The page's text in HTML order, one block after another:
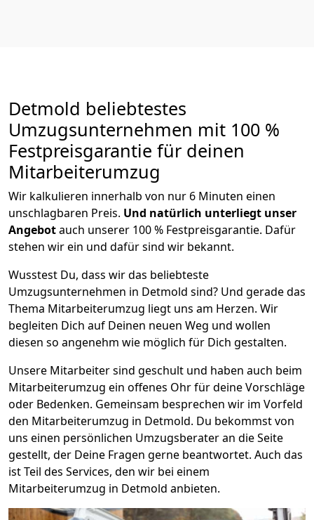
Detmold beliebtestes
Umzugsunternehmen mit 100 %
Festpreisgarantie für deinen
Mitarbeiterumzug
Wir kalkulieren innerhalb von nur 6 Minuten einen
unschlagbaren Preis. Und natürlich unterliegt unser
Angebotauch unserer 100 % Festpreisgarantie. Dafür
stehen wir ein und dafür sind wir bekannt.
Wusstest Du, dass wir das beliebteste
Umzugsunternehmen in Detmold sind? Und gerade das
Thema Mitarbeiterumzug liegt uns am Herzen. Wir
begleiten Dich auf Deinen neuen Weg und wollen
diesen so angenehm wie möglich für Dich gestalten.
Unsere Mitarbeiter sind geschult und haben auch beim
Mitarbeiterumzug ein offenes Ohr für deine Vorschläge
oder Bedenken. Gemeinsam besprechen wir im Vorfeld
den Mitarbeiterumzug in Detmold. Du bekommst von
uns einen persönlichen Umzugsberater an die Seite
gestellt, der Deine Fragen gerne beantwortet. Auch das
ist Teil des Services, den wir bei einem
Mitarbeiterumzug in Detmold anbieten.